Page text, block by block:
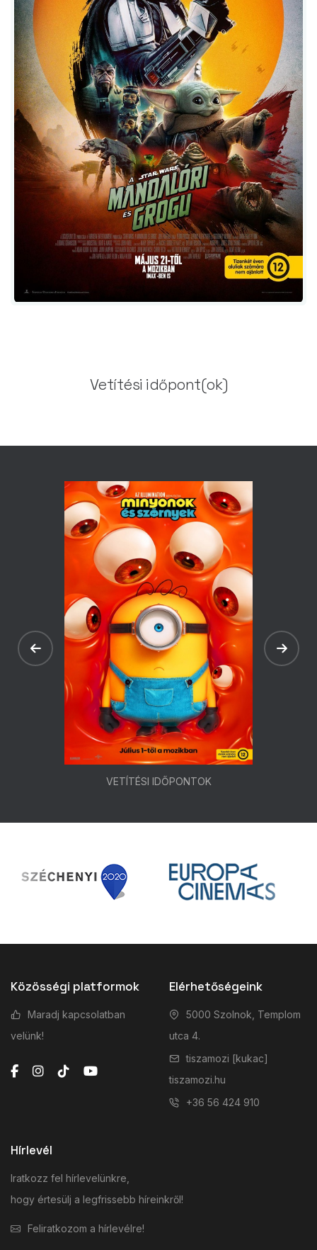
Vetítési időpont(ok)
VETÍTÉSI IDŐPONTOK
Közösségi platformok
Maradj kapcsolatban
velünk!
Elérhetőségeink
5000 Szolnok, Templom
utca 4.
tiszamozi [kukac]
tiszamozi.hu
+36 56 424 910
Hírlevél
Iratkozz fel hírlevelünkre,
hogy értesülj a legfrissebb híreinkről!
Feliratkozom a hírlevélre!